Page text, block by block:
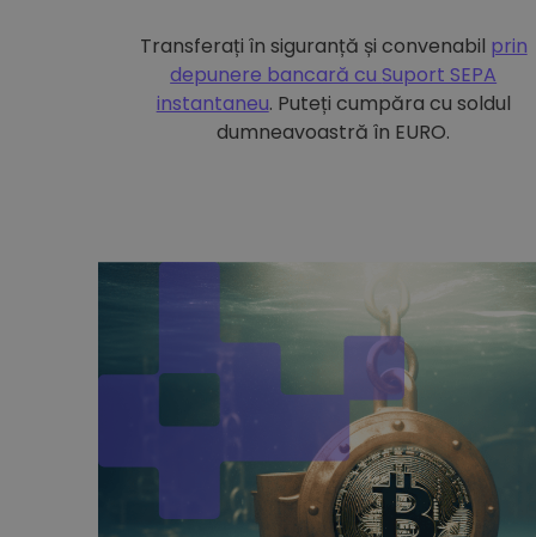
Transferați în siguranță și convenabil prin
depunere bancară cu Suport SEPA
instantaneu. Puteți cumpăra cu soldul
dumneavoastră în EURO.